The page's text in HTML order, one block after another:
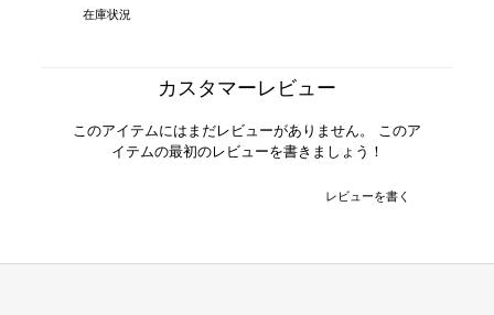
在庫状況
カスタマーレビュー
このアイテムにはまだレビューがありません。 このア
イテムの最初のレビューを書きましょう！
レビューを書く